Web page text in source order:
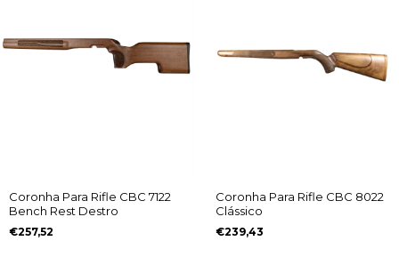
Coronha Para Rifle CBC 7122
Bench Rest Destro
€257,52
Coronha Para Rifle CBC 8022
Clássico
€239,43